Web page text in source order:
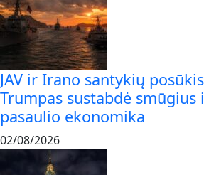
JAV ir Irano santykių
Trumpas sustabdė
pasaulio ekonomika
02/08/2026